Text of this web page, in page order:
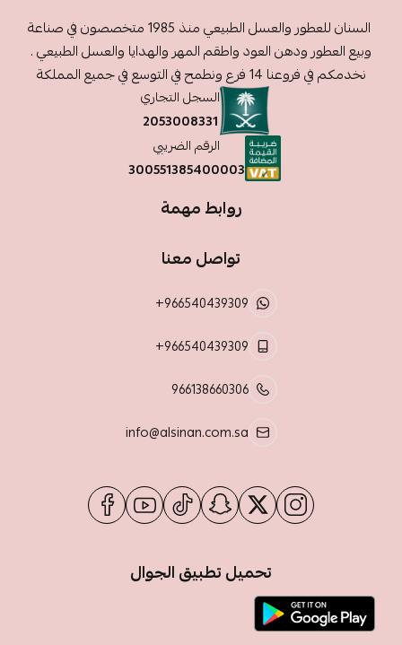
السنان للعطور والعسل الطبيعي منذ 1985 متخصصون في صناعة
وبيع العطور ودهن العود واطقم المهر والهدايا والعسل الطبيعي .
نخدمكم في فروعنا 14 فرع ونطمح في التوسع في جميع المملكة
السجل التجاري
2053008331
الرقم الضريبي
300551385400003
روابط مهمة
تواصل معنا
+966540439309
+966540439309
966138660306
info@alsinan.com.sa
تحميل تطبيق الجوال